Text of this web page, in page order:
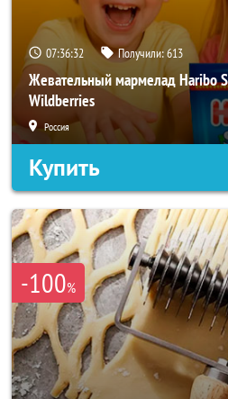
07:36:30 Получили:613
Жевательный мармелад Haribo
Wildberries
Россия
Купить
-100%